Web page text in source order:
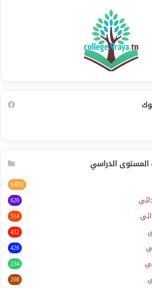
المستوى الدراسي
1٬951
620
514
432
426
234
208